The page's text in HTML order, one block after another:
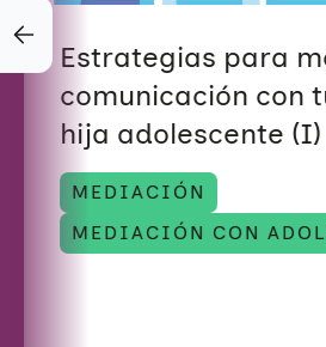
Estrategias para
comunicación con
hija adolescente (I)
MEDIACIÓN
MEDIACIÓN CON